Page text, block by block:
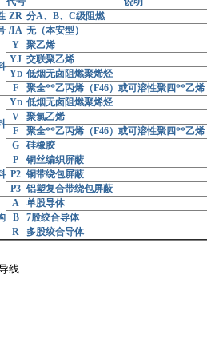
ZR 分A、B、C级阻燃
/IA 无（本安型）
Y
聚乙烯
YJ 交联聚乙烯
YD 低烟无卤阻燃聚烯烃
F
聚全**乙丙烯（F46）或可溶性聚四**乙烯
YD 低烟无卤阻燃聚烯烃
V
聚氯乙烯
F
聚全**乙丙烯（F46）或可溶性聚四**乙烯
G
硅橡胶
P
铜丝编织屏蔽
P2 铜带绕包屏蔽
P3 铝塑复合带绕包屏蔽
A
单股导体
B
7股绞合导体
R
多股绞合导体
线